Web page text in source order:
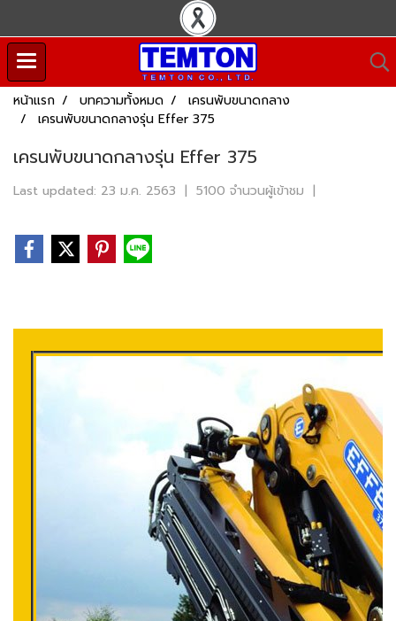
หน้าแรก บทความทั้งหมด
เครนพับขนาดกลาง
เครนพับขนาดกลางรุ่น Effer 375
เครนพับขนาดกลางรุ่น Effer 375
Last updated: 23 ม.ค. 2563 | 5100 จำนวนผู้เข้าชม |